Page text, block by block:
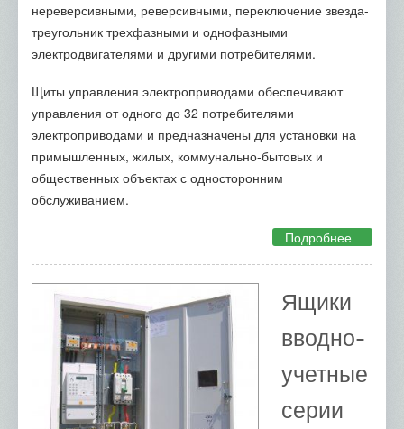
нереверсивными, реверсивными, переключение звезда-
треугольник трехфазными и однофазными
электродвигателями и другими потребителями.
Щиты управления электроприводами обеспечивают
управления от одного до 32 потребителями
электроприводами и предназначены для установки на
примышленных, жилых, коммунально-бытовых и
общественных объектах с односторонним
обслуживанием.
Подробнее...
Ящики
вводно-
учетные
серии